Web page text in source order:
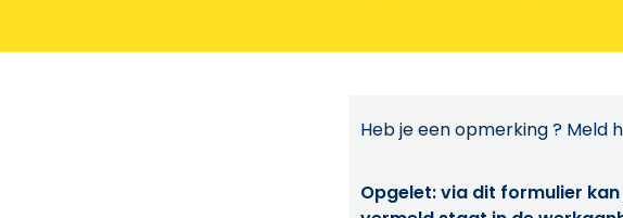
Heb je een opmerking ? Meld
Opgelet: via dit formulier